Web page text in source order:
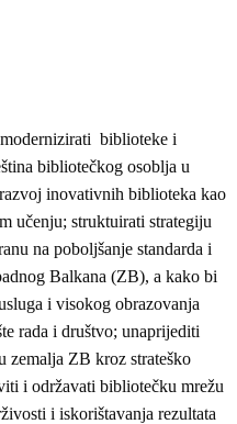
biblioteke i
bibliotečkog osoblja u
inovativnih biblioteka kao
učenju; struktuirati strategiju
na poboljšanje standarda i
Balkana (ZB), a kako bi
i visokog obrazovanja
rada i društvo; unaprijediti
zemalja ZB kroz strateško
i održavati bibliotečku mrežu
i iskorištavanja rezultata